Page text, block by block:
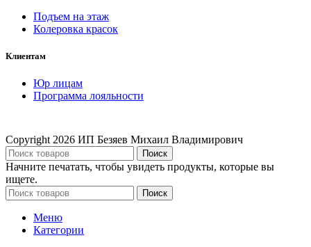
Подъем на этаж
Колеровка красок
Клиентам
Юр лицам
Программа лояльности
Copyright 2026 ИП Безяев Михаил Владимирович
Поиск
Начните печатать, чтобы увидеть продукты, которые вы
ищете.
Поиск
Меню
Категории